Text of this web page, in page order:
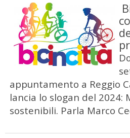
appuntamento a Reggio
lancia lo slogan del 2024:
sostenibili. Parla Marco